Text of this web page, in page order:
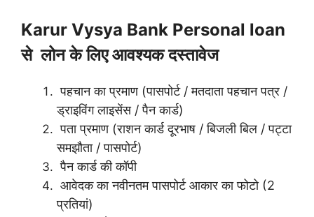
Karur Vysya Bank Personal loan
से लोन के लिए आवश्यक दस्तावेज
पहचान का प्रमाण (पासपोर्ट / मतदाता पहचान पत्र /
ड्राइविंग लाइसेंस / पैन कार्ड)
पता प्रमाण (राशन कार्ड दूरभाष / बिजली बिल / पट्टा
समझौता / पासपोर्ट)
पैन कार्ड की कॉपी
आवेदक का नवीनतम पासपोर्ट आकार का फोटो (2
प्रतियां)